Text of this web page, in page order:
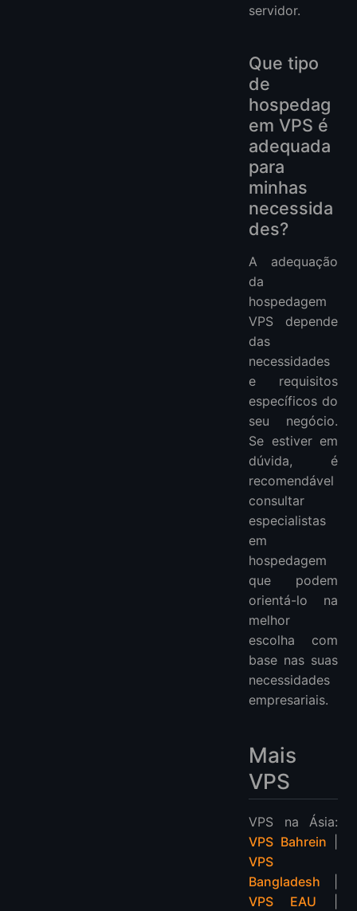
servidor.
Que tipo
de
hospedag
em VPS é
adequada
para
minhas
necessida
des?
A adequação
da
hospedagem
VPS depende
das
necessidades
e requisitos
específicos do
seu negócio.
Se estiver em
dúvida, é
recomendável
consultar
especialistas
em
hospedagem
que podem
orientá-lo na
melhor
escolha com
base nas suas
necessidades
empresariais.
Mais
VPS
VPS na Ásia:
VPS Bahrein
VPS
Bangladesh
VPS EAU